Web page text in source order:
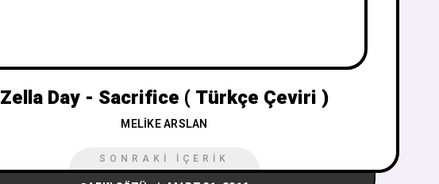
Zella Day - Sacrifice ( Türkçe Çeviri )
MELIKE ARSLAN
SONRAKI İÇERIK